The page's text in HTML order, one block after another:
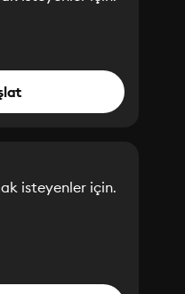
isteyenler için.